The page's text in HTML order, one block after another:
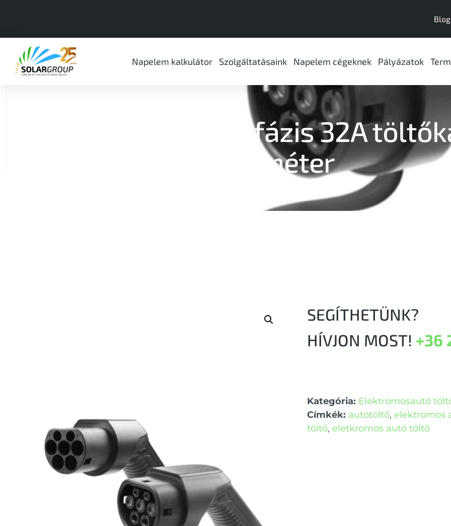
Blog
Napelem kalkulátor Szolgáltatásaink Napelem cégeknek Pályázatok
Besen Type2 1 fázis 32A
méter
SEGÍTHETÜNK?
HÍVJON MOST! +36
Kategória: Elektromosautó
Címkék: autótöltő, elektromos
töltő, eletkromos autó töltő